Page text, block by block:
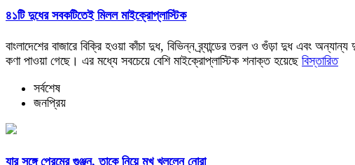
৪১টি দুধের সবকটিতেই মিলল মাইক্রোপ্লাস্টিক
বাংলাদেশের বাজারে বিক্রি হওয়া কাঁচা দুধ, বিভিন্ন ব্র্যান্ডের তরল ও গুঁড়া দুধ এবং
কণা পাওয়া গেছে। এর মধ্যে সবচেয়ে বেশি মাইক্রোপ্লাস্টিক শনাক্ত হয়েছে বিস্তারিত
সর্বশেষ
জনপ্রিয়
যার সঙ্গে প্রেমের গুঞ্জন, তাকে নিয়ে মুখ খুললেন নোরা